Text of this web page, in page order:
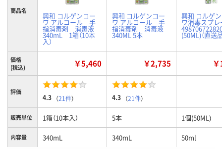
商品名
興和 コルゲンコー
ワ アルコール 手
指消毒剤 消毒液
340mL 1箱（10本
入）
興和 コルゲンコー
ワ アルコール 手
指消毒剤 消毒液
340ML 5本
興和 コルゲ
ワ消毒スプレ
(50ML)（直送
価格
(税込)
￥5,460 ￥2,735
評価
4.3 （21件） 4.3 （21件）
販売単位 1箱（10本入） 5本 1個(50ML)
内容量 340mL 340mL 50ml